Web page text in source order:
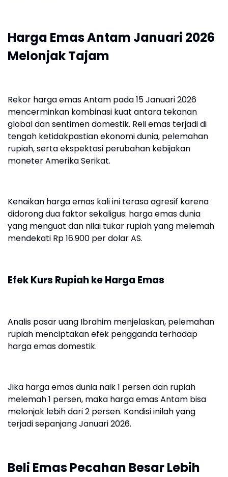
Harga Emas Antam Januari 2026
Melonjak Tajam
Rekor harga emas Antam pada 15 Januari 2026
mencerminkan kombinasi kuat antara tekanan
global dan sentimen domestik. Reli emas terjadi di
tengah ketidakpastian ekonomi dunia, pelemahan
rupiah, serta ekspektasi perubahan kebijakan
moneter Amerika Serikat.
Kenaikan harga emas kali ini terasa agresif karena
didorong dua faktor sekaligus: harga emas dunia
yang menguat dan nilai tukar rupiah yang melemah
mendekati Rp 16.900 per dolar AS.
Efek Kurs Rupiah ke Harga Emas
Analis pasar uang Ibrahim menjelaskan, pelemahan
rupiah menciptakan efek pengganda terhadap
harga emas domestik.
Jika harga emas dunia naik 1 persen dan rupiah
melemah 1 persen, maka harga emas Antam bisa
melonjak lebih dari 2 persen. Kondisi inilah yang
terjadi sepanjang Januari 2026.
Beli Emas Pecahan Besar Lebih